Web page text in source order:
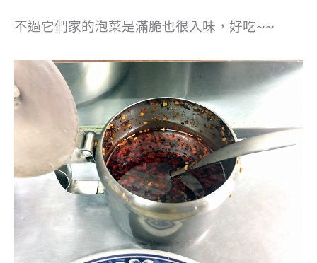
不過它們家的泡菜是滿脆也很入味，好吃~~